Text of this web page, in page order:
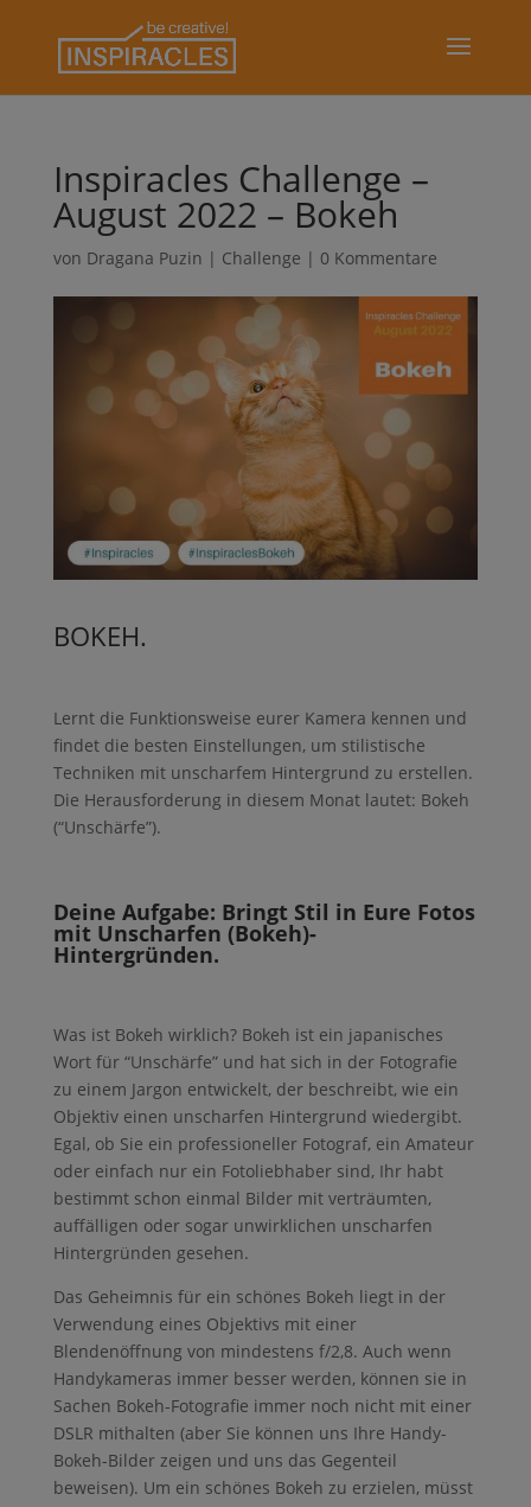
Inspiracles Challenge –
August 2022 – Bokeh
von Dragana Puzin | Challenge | 0 Kommentare
BOKEH.
Lernt die Funktionsweise eurer Kamera kennen und
findet die besten Einstellungen, um stilistische
Techniken mit unscharfem Hintergrund zu erstellen.
Die Herausforderung in diesem Monat lautet: Bokeh
(“Unschärfe”).
Deine Aufgabe: Bringt Stil in Eure Fotos
mit Unscharfen (Bokeh)-
Hintergründen.
Was ist Bokeh wirklich? Bokeh ist ein japanisches
Wort für “Unschärfe” und hat sich in der Fotografie
zu einem Jargon entwickelt, der beschreibt, wie ein
Objektiv einen unscharfen Hintergrund wiedergibt.
Egal, ob Sie ein professioneller Fotograf, ein Amateur
oder einfach nur ein Fotoliebhaber sind, Ihr habt
bestimmt schon einmal Bilder mit verträumten,
auffälligen oder sogar unwirklichen unscharfen
Hintergründen gesehen.
Das Geheimnis für ein schönes Bokeh liegt in der
Verwendung eines Objektivs mit einer
Blendenöffnung von mindestens f/2,8. Auch wenn
Handykameras immer besser werden, können sie in
Sachen Bokeh-Fotografie immer noch nicht mit einer
DSLR mithalten (aber Sie können uns Ihre Handy-
Bokeh-Bilder zeigen und uns das Gegenteil
beweisen). Um ein schönes Bokeh zu erzielen, müsst